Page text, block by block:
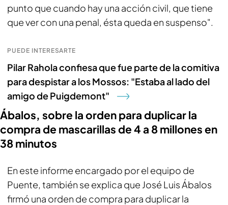
punto que cuando hay una acción civil, que tiene
que ver con una penal, ésta queda en suspenso".
PUEDE INTERESARTE
Pilar Rahola confiesa que fue parte de la comitiva
para despistar a los Mossos: "Estaba al lado del
amigo de Puigdemont"
Ábalos, sobre la orden para duplicar la
compra de mascarillas de 4 a 8 millones en
38 minutos
En este informe encargado por el equipo de
Puente, también se explica que José Luis Ábalos
firmó una orden de compra para duplicar la